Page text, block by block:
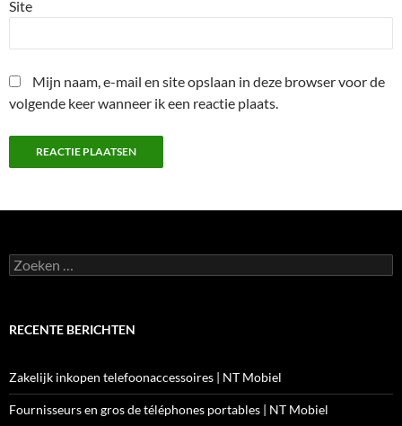
Site
Mijn naam, e-mail en site opslaan in deze browser voor de
volgende keer wanneer ik een reactie plaats.
Zoeken
naar:
RECENTE BERICHTEN
Zakelijk inkopen telefoonaccessoires | NT Mobiel
Fournisseurs en gros de téléphones portables | NT Mobiel